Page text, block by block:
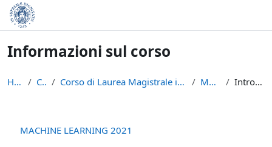
Vai al contenuto principale
Informazioni sul corso
Home Corsi Corso di Laurea Magistrale in Informatica (LM-18) ML 2021 Introduzione
MACHINE LEARNING 2021